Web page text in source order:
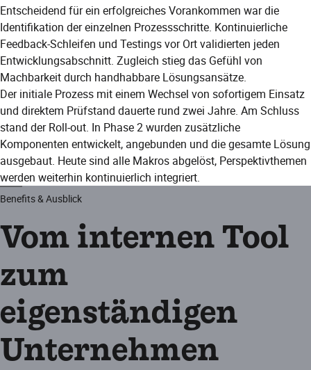
Entscheidend für ein erfolgreiches Vorankommen war die
Identifikation der einzelnen Prozessschritte. Kontinuierliche
Feedback-Schleifen und Testings vor Ort validierten jeden
Entwicklungsabschnitt. Zugleich stieg das Gefühl von
Machbarkeit durch handhabbare Lösungsansätze.
Der initiale Prozess mit einem Wechsel von sofortigem Einsatz
und direktem Prüfstand dauerte rund zwei Jahre. Am Schluss
stand der Roll-out. In Phase 2 wurden zusätzliche
Komponenten entwickelt, angebunden und die gesamte Lösung
ausgebaut. Heute sind alle Makros abgelöst, Perspektivthemen
werden weiterhin kontinuierlich integriert.
Benefits & Ausblick
Vom internen Tool
zum
eigenständigen
Unternehmen